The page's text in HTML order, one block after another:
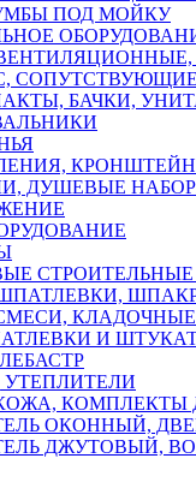
ПОД МОЙКУ
БАЧКИ,
ДУШЕВЫЕ
И
КОМПЛЕКТЫ
ОКОННЫЙ,
ДЖУТОВЫЙ,